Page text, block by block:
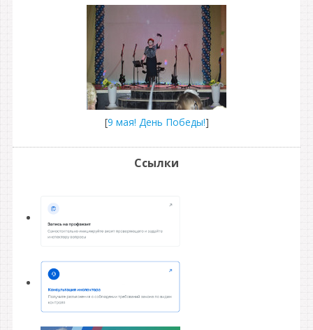
[9 мая! День Победы!]
Ссылки